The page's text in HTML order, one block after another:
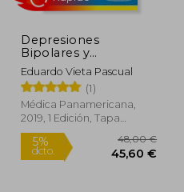
5%
Depresiones
Bipolares y
Unipolares: Que
Hacer en los
Pacientes que no
Responden
Suficientemente a los
Habituales: 2Aed:
Incluye
Eduardo Vieta Pascual
(1)
Médica Panamericana,
2019, 1 Edición, Tapa
Blanda, Nuevo